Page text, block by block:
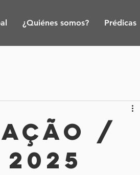
¿Quiénes somos? Prédicas
/